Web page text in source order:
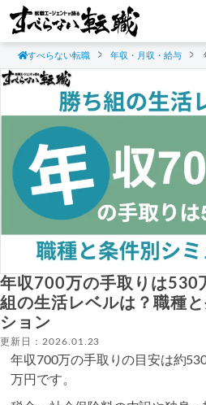
すべらない転職 年収・月収・給与
年収700万の手取りは530
組の生活レベルは？職種
ション
更新日：2026.01.23
年収700万の手取りの目安は約
万円です。